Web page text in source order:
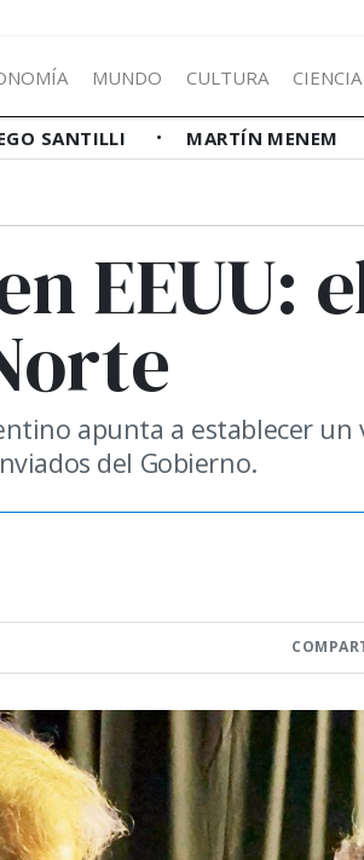
MUNDO CULTURA CIENCIA
SANTILLI MARTÍN MENEM
EEUU:
apunta a establecer
del Gobierno.